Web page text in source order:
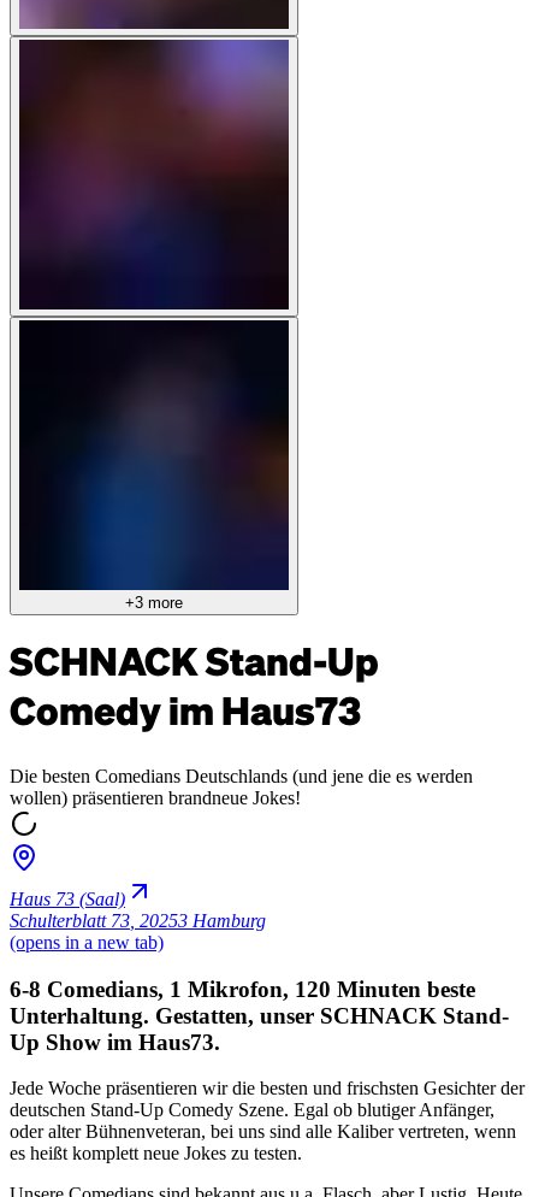
+3 more
SCHNACK Stand-Up
Comedy im Haus73
Die besten Comedians Deutschlands (und jene die es werden
wollen) präsentieren brandneue Jokes!
Haus 73 (Saal)
Schulterblatt 73 20253 Hamburg
(opens in a new tab)
6-8 Comedians, 1 Mikrofon, 120 Minuten beste
Unterhaltung. Gestatten, unser SCHNACK Stand-
Up Show im Haus73.
Jede Woche präsentieren wir die besten und frischsten Gesichter der
deutschen Stand-Up Comedy Szene. Egal ob blutiger Anfänger,
oder alter Bühnenveteran, bei uns sind alle Kaliber vertreten, wenn
es heißt komplett neue Jokes zu testen.